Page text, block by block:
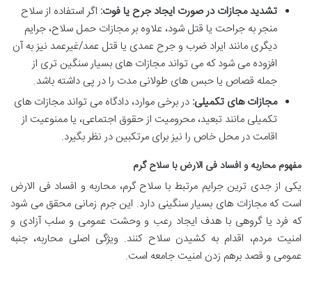
تشدید مجازات در صورت ایجاد جرح یا فوت: اگر استفاده از سلاح
منجر به جراحت یا قتل شود، علاوه بر مجازات حمل سلاح، جرایم
دیگری مانند ایراد ضرب و جرح عمدی یا قتل عمد/غیرعمد نیز به آن
افزوده می شود که می تواند مجازات های بسیار سنگین تری از
جمله قصاص یا حبس های طولانی مدت را در پی داشته باشد.
مجازات های تکمیلی: در برخی موارد، دادگاه می تواند مجازات های
تکمیلی مانند تبعید، محرومیت از حقوق اجتماعی، یا ممنوعیت از
اقامت در محل خاص را نیز برای مرتکبین در نظر بگیرد.
مفهوم محاربه و افساد فی الارض با سلاح گرم
یکی از جدی ترین جرایم مرتبط با سلاح گرم، محاربه و افساد فی الارض
است که مجازات های بسیار سنگینی دارد. این جرم زمانی محقق می شود
که فرد یا گروهی با هدف ایجاد رعب و وحشت عمومی و سلب آزادی و
امنیت مردم، اقدام به کشیدن سلاح کنند. ویژگی اصلی محاربه، جنبه
عمومی و قصد برهم زدن امنیت جامعه است.